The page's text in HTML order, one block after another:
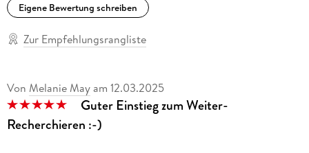
Eigene Bewertung schreiben
Zur Empfehlungsrangliste
Von Melanie May am 12.03.2025
Guter Einstieg zum Weiter-
Recherchieren :-)